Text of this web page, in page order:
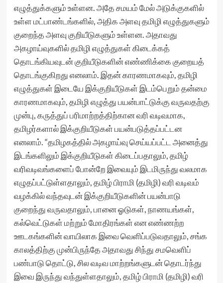
எழுத்துக்களும் உள்ளன. அதே சமயம் மேல் அடுக்குகளில்
உள்ள மட்பாண்டங்களில், அதிக அளவு தமிழி எழுத்துகளும்
குறைந்த அளவு குறியீடுகளும் உள்ளன. அதாவது
அகழாய்வுகளில் தமிழி எழுத்துகள் கிடைக்கத்
தொடங்கியவுடன் குறியீடுகளின் எண்ணிக்கை குறையத்
தொடங்குகிறது எனலாம். இதன் காரணமாகவும், தமிழி
எழுத்துகள் இடையே இக்குறியீடுகள் இடம்பெறும் தன்மை
காரணமாகவும், தமிழி எழுத்து பயன்பாட்டுக்கு வருவதற்கு
முன்பு, கருத்துப் பரிமாற்றத்திற்கான வரி வடிவமாக,
தமிழர்களால் இக்குறியீடுகள் பயன்படுத்தப்பட்டன
எனலாம். “தமிழகத்தில் அகழாய்வு செய்யப்பட்ட அனைத்து
இடங்களிலும் இக்குறியீடுகள் கிடைப்பதாலும், தமிழ்
வரிவடிவங்களைப் போன்றே இவையும் இடமிருந்து வலமாக
எழுதப்பட்டுள்ளதாலும், தமிழ் பிராமி (தமிழி) வரி வடிவம்
வழக்கில் வந்தவுடன் இக்குறியீடுகளின் பயன்பாடு
குறைந்து வருவதாலும், பானை ஓடுகள், நாணயங்கள்,
கல்வெட்டுகள் மற்றும் மோதிரங்கள் என எண்ணற்ற
ஊடகங்களின் வாயிலாக இவை வெளிப்படுவதாலும், சங்க
காலத்திற்கு முன்பிருந்தே அதாவது சிந்து சமவெளிப்
பண்பாடு தொட்டு, சில வடிவ மாற்றங்களுடன் தொடர்ந்து
இவை இருந்து வந்துள்ளதாலும், தமிழ் பிராமி (தமிழி) வரி